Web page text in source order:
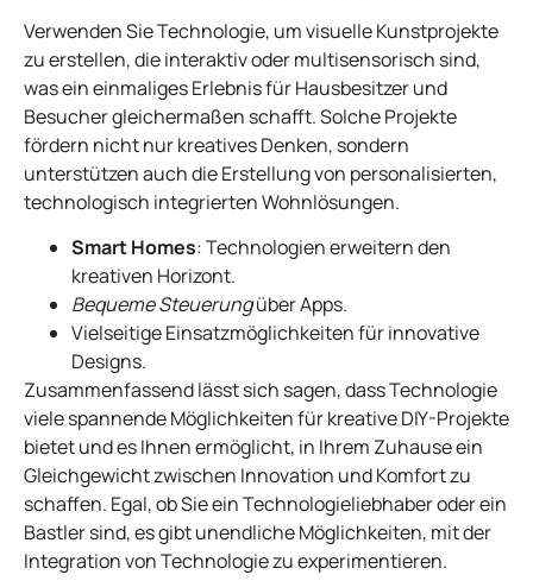
Verwenden Sie Technologie, um visuelle Kunstprojekte
zu erstellen, die interaktiv oder multisensorisch sind,
was ein einmaliges Erlebnis für Hausbesitzer und
Besucher gleichermaßen schafft. Solche Projekte
fördern nicht nur kreatives Denken, sondern
unterstützen auch die Erstellung von personalisierten,
technologisch integrierten Wohnlösungen.
Smart Homes: Technologien erweitern den
kreativen Horizont.
Bequeme Steuerungüber Apps.
Vielseitige Einsatzmöglichkeiten für innovative
Designs.
Zusammenfassend lässt sich sagen, dass Technologie
viele spannende Möglichkeiten für kreative DIY-Projekte
bietet und es Ihnen ermöglicht, in Ihrem Zuhause ein
Gleichgewicht zwischen Innovation und Komfort zu
schaffen. Egal, ob Sie ein Technologieliebhaber oder ein
Bastler sind, es gibt unendliche Möglichkeiten, mit der
Integration von Technologie zu experimentieren.